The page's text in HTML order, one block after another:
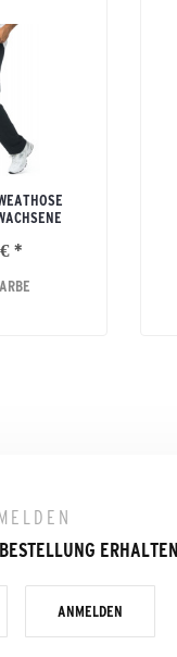
*
ERHALTEN
ANMELDEN